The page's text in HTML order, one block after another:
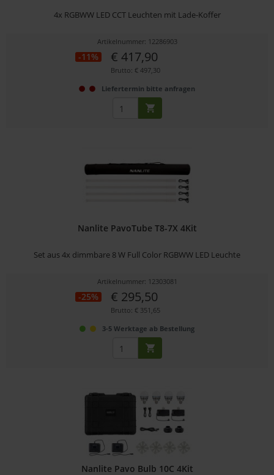
4x RGBWW LED CCT Leuchten mit Lade-Koffer
Artikelnummer: 12286903
-11% € 417,90
Brutto: € 497,30
Liefertermin bitte anfragen
Nanlite PavoTube T8-7X 4Kit
Set aus 4x dimmbare 8 W Full Color RGBWW LED Leuchte
Artikelnummer: 12303081
-25% € 295,50
Brutto: € 351,65
3-5 Werktage ab Bestellung
Nanlite Pavo Bulb 10C 4Kit